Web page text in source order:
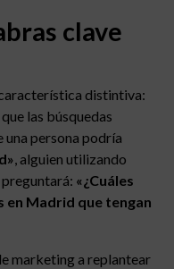
clave
distintiva:
las búsquedas
una persona podría
, alguien utilizando
«¿Cuáles
en Madrid que tengan
marketing a replantear